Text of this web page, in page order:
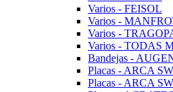
Varios - FEISOL
Varios -
Varios -
Varios - TODAS
Bandejas -
Placas - ARCA
Placas - ARCA